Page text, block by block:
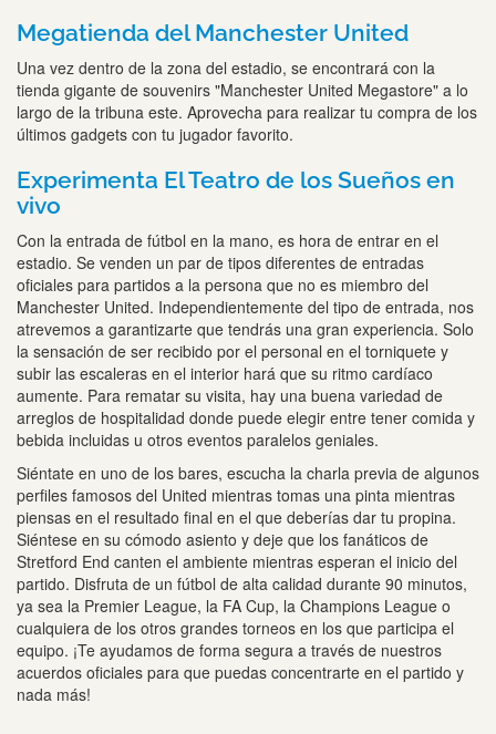
Megatienda del Manchester United
Una vez dentro de la zona del estadio, se encontrará con la
tienda gigante de souvenirs "Manchester United Megastore" a lo
largo de la tribuna este. Aprovecha para realizar tu compra de los
últimos gadgets con tu jugador favorito.
Experimenta El Teatro de los Sueños en
vivo
Con la entrada de fútbol en la mano, es hora de entrar en el
estadio. Se venden un par de tipos diferentes de entradas
oficiales para partidos a la persona que no es miembro del
Manchester United. Independientemente del tipo de entrada, nos
atrevemos a garantizarte que tendrás una gran experiencia. Solo
la sensación de ser recibido por el personal en el torniquete y
subir las escaleras en el interior hará que su ritmo cardíaco
aumente. Para rematar su visita, hay una buena variedad de
arreglos de hospitalidad donde puede elegir entre tener comida y
bebida incluidas u otros eventos paralelos geniales.
Siéntate en uno de los bares, escucha la charla previa de algunos
perfiles famosos del United mientras tomas una pinta mientras
piensas en el resultado final en el que deberías dar tu propina.
Siéntese en su cómodo asiento y deje que los fanáticos de
Stretford End canten el ambiente mientras esperan el inicio del
partido. Disfruta de un fútbol de alta calidad durante 90 minutos,
ya sea la Premier League, la FA Cup, la Champions League o
cualquiera de los otros grandes torneos en los que participa el
equipo. ¡Te ayudamos de forma segura a través de nuestros
acuerdos oficiales para que puedas concentrarte en el partido y
nada más!